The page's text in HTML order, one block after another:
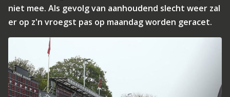
niet mee. Als gevolg van aanhoudend slecht weer zal
er op z'n vroegst pas op maandag worden geracet.